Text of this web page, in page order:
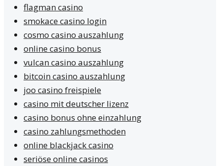
flagman casino
smokace casino login
cosmo casino auszahlung
online casino bonus
vulcan casino auszahlung
bitcoin casino auszahlung
joo casino freispiele
casino mit deutscher lizenz
casino bonus ohne einzahlung
casino zahlungsmethoden
online blackjack casino
seriöse online casinos